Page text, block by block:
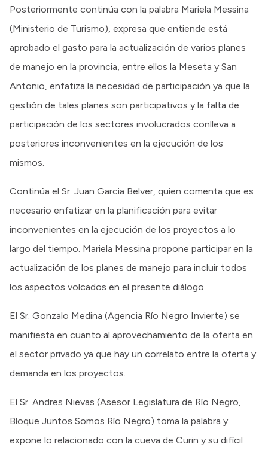
Posteriormente continúa con la palabra Mariela Messina
(Ministerio de Turismo), expresa que entiende está
aprobado el gasto para la actualización de varios planes
de manejo en la provincia, entre ellos la Meseta y San
Antonio, enfatiza la necesidad de participación ya que la
gestión de tales planes son participativos y la falta de
participación de los sectores involucrados conlleva a
posteriores inconvenientes en la ejecución de los
mismos.
Continúa el Sr. Juan Garcia Belver, quien comenta que es
necesario enfatizar en la planificación para evitar
inconvenientes en la ejecución de los proyectos a lo
largo del tiempo. Mariela Messina propone participar en la
actualización de los planes de manejo para incluir todos
los aspectos volcados en el presente diálogo.
El Sr. Gonzalo Medina (Agencia Río Negro Invierte) se
manifiesta en cuanto al aprovechamiento de la oferta en
el sector privado ya que hay un correlato entre la oferta y
demanda en los proyectos.
El Sr. Andres Nievas (Asesor Legislatura de Río Negro,
Bloque Juntos Somos Río Negro) toma la palabra y
expone lo relacionado con la cueva de Curin y su difícil